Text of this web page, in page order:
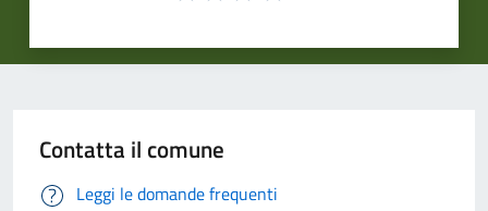
Contatta il comune
Leggi le domande frequenti